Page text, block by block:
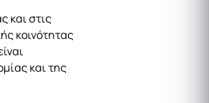
και στις
κοινότητας
και της